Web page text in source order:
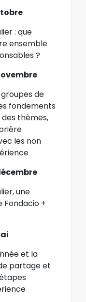
: que
ensemble
?
de
fondements
thèmes,
les non
une
Fondacio +
et la
partage et